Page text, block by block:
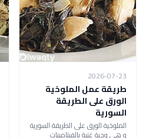
2026-07-23
طريقة عمل الملوخية
الورق على الطريقة
السورية
الملوخية الورق على الطريقة السورية
و هي وجبة غنية بالفيتامينات